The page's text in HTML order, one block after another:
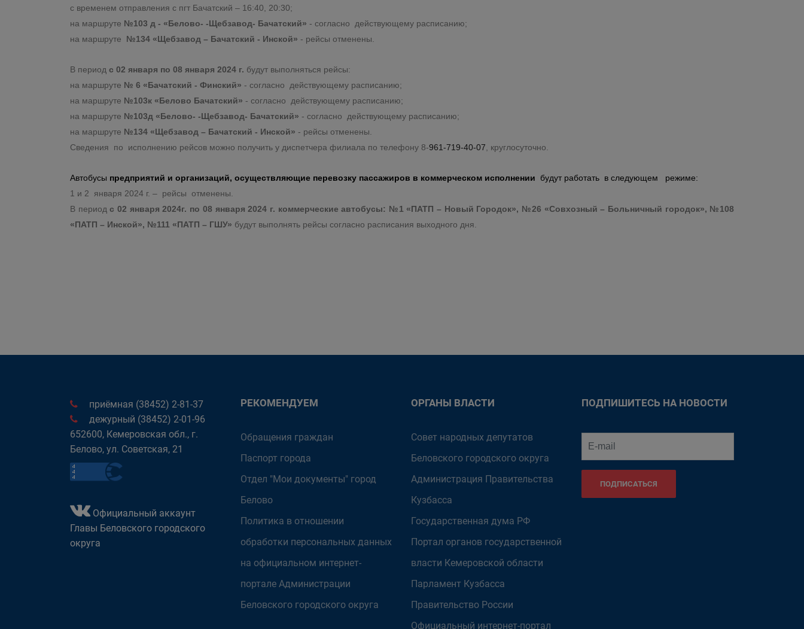
с временем отправления с пгт Бачатский – 16:40, 20:30;
на маршруте №103 д - «Белово- -Щебзавод- Бачатский» - согласно действующему расписанию;
на маршруте №134 «Щебзавод – Бачатский - Инской» - рейсы отменены.
В период с 02 января по 08 января 2024 г. будут выполняться рейсы:
на маршруте № 6 «Бачатский - Финский» - согласно действующему расписанию;
на маршруте №103к «Белово Бачатский» - согласно действующему расписанию;
на маршруте №103д «Белово- -Щебзавод- Бачатский» - согласно действующему расписанию;
на маршруте №134 «Щебзавод – Бачатский - Инской» - рейсы отменены.
Сведения по исполнению рейсов можно получить у диспетчера филиала по телефону 8-961-719-40-07 , круглосуточно.
Автобусы предприятий и организаций, осуществляющие перевозку пассажиров в коммерческом исполнении
будут работать в следующем режиме:
1 и 2 января 2024 г. – рейсы отменены.
В периодс 02 января 2024г. по 08 января 2024 г. коммерческие автобусы: №1 «ПАТП – Новый Городок», №26 «Совхозный – Больничный городок», №108
«ПАТП – Инской», №111 «ПАТП – ГШУ» будут выполнять рейсы согласно расписания выходного дня.
приёмная (38452) 2-81-37
дежурный (38452) 2-01-96
652600, Кемеровская обл., г.
Белово, ул. Советская, 21
Официальный аккаунт
Главы Беловского городского
округа
РЕКОМЕНДУЕМ
Обращения граждан
Паспорт города
Отдел "Мои документы" город
Белово
Политика в отношении
обработки персональных данных
на официальном интернет-
портале Администрации
Беловского городского округа
ОРГАНЫ ВЛАСТИ
Совет народных депутатов
Беловского городского округа
Администрация Правительства
Кузбасса
Государственная дума РФ
Портал органов государственной
власти Кемеровской области
Парламент Кузбасса
Правительство России
Официальный интернет-портал
ПОДПИШИТЕСЬ НА НОВОСТИ
ПОДПИСАТЬСЯ